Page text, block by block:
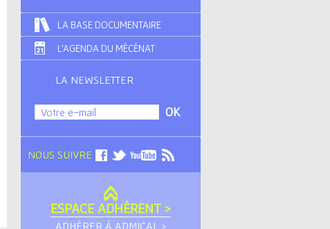
LA BASE DOCUMENTAIRE
L'AGENDA DU MÉCÉNAT
LA NEWSLETTER
NOUS SUIVRE
ESPACE ADHÉRENT >
ADHÉRER À ADMICAL >